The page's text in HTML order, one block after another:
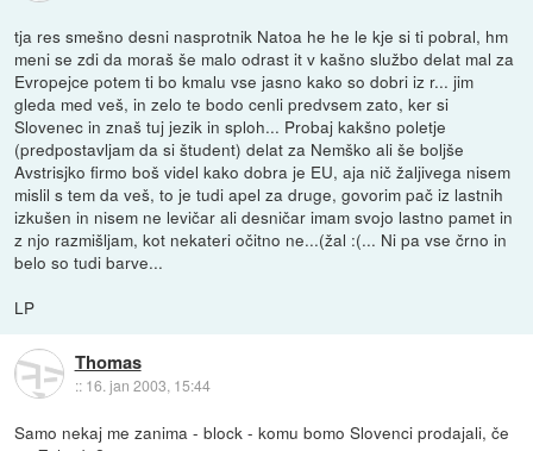
tja res smešno desni nasprotnik Natoa he he le kje si ti pobral, hm
meni se zdi da moraš še malo odrast it v kašno službo delat mal za
Evropejce potem ti bo kmalu vse jasno kako so dobri iz r... jim
gleda med veš, in zelo te bodo cenli predvsem zato, ker si
Slovenec in znaš tuj jezik in sploh... Probaj kakšno poletje
(predpostavljam da si študent) delat za Nemško ali še boljše
Avstrisjko firmo boš videl kako dobra je EU, aja nič žaljivega nisem
mislil s tem da veš, to je tudi apel za druge, govorim pač iz lastnih
izkušen in nisem ne levičar ali desničar imam svojo lastno pamet in
z njo razmišljam, kot nekateri očitno ne...(žal :(... Ni pa vse črno in
belo so tudi barve...
LP
Thomas
:: 16. jan 2003, 15:44
Samo nekaj me zanima - block - komu bomo Slovenci prodajali, če